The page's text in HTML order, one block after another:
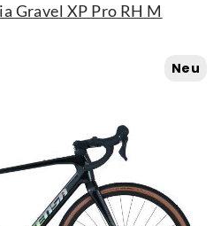
Gravel XP Pro RH M
Neu